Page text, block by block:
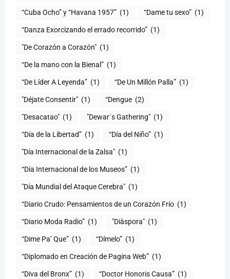
“Cuba Ocho” y “Havana 1957” (1) “Dame tu sexo” (1)
“Danza Exorcizando el errado recorrido” (1)
"De Corazón a Corazón" (1)
(1)
“De Líder A Leyenda” (1) “De Un Millón Palla” (1)
"Déjate Consentir" (1) “Dengue (2)
"Desacatao" (1) "Dewar´s Gathering" (1)
(1) “Día del Niño” (1)
"Día Internacional de la Zalsa" (1)
“Día Internacional de los Museos” (1)
"Día Mundial del Ataque Cerebra" (1)
“Diario Crudo: Pensamientos de un Corazón Frío (1)
“Diario Moda Radio” (1) (1)
“Dime Pa’ Que” (1) “Dímelo” (1)
“Diplomado en Creación de Pagina Web” (1)
“Diva del Bronx” (1) “Doctor Honoris Causa” (1)